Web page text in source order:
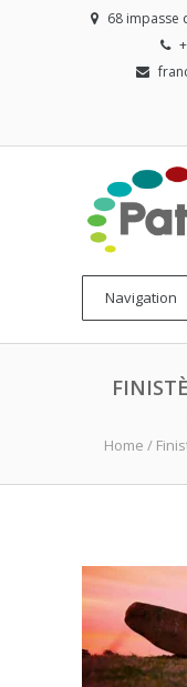
68 impasse
Home /